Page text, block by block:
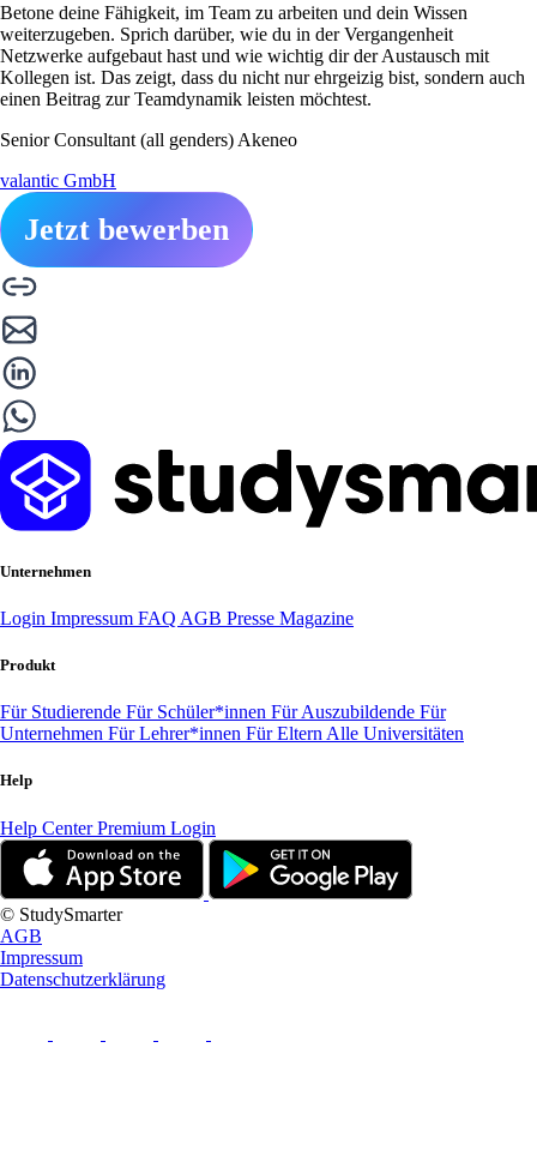
Betone deine Fähigkeit, im Team zu arbeiten und dein Wissen
weiterzugeben. Sprich darüber, wie du in der Vergangenheit
Netzwerke aufgebaut hast und wie wichtig dir der Austausch mit
Kollegen ist. Das zeigt, dass du nicht nur ehrgeizig bist, sondern auch
einen Beitrag zur Teamdynamik leisten möchtest.
Senior Consultant (all genders) Akeneo
valantic GmbH
Jetzt bewerben
Unternehmen
Login Impressum FAQ AGB Presse Magazine
Produkt
Für Studierende Für Schüler*innen Für Auszubildende Für
Unternehmen Für Lehrer*innen Für Eltern Alle Universitäten
Help
Help CenterPremium Login
© StudySmarter
AGB
Impressum
Datenschutzerklärung